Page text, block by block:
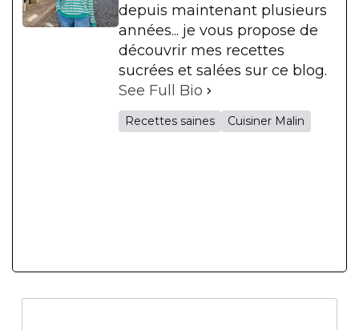
depuis maintenant plusieurs
années... je vous propose de
découvrir mes recettes
sucrées et salées sur ce blog.
See Full Bio
Recettes saines Cuisiner Malin